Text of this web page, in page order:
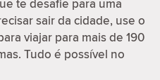
sair da cidade, use o
viajar para mais de 190
Tudo é possível no